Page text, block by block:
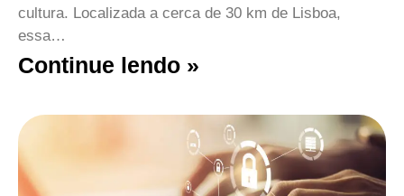
cultura. Localizada a cerca de 30 km de Lisboa,
essa…
Continue lendo »